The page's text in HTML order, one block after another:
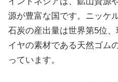
源が豊富な国です。 ニッケ
石炭の産出量は世界第5位
イヤの素材である天然ゴム
っています。